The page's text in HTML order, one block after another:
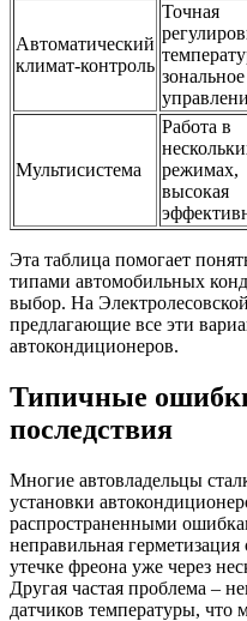
Автоматический
климат-контроль
Точная
зональное
Мультисистема
Работа в
режимах,
высокая
Эта таблица помогает
типами автомобильных
выбор. На
предлагающие все эти
автокондиционеров.
Типичные
последствия
Многие автовладельцы
установки
распространенными
неправильная
утечке фреона уже через
Другая частая проблема –
датчиков температуры, что